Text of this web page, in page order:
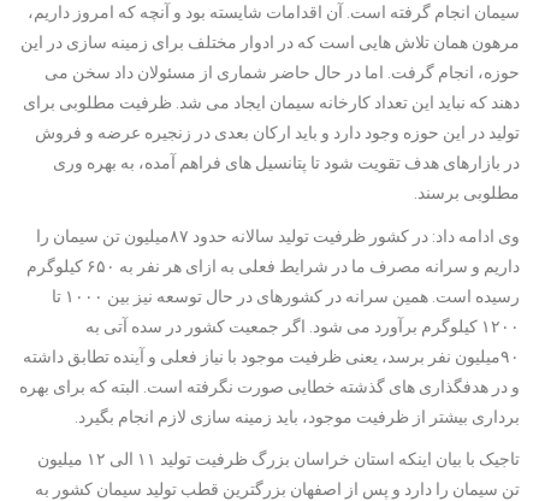
سیمان انجام گرفته است. آن اقدامات شایسته بود و آنچه که امروز داریم،
مرهون همان تلاش هایی است که در ادوار مختلف برای زمینه سازی در این
حوزه، انجام گرفت. اما در حال حاضر شماری از مسئولان داد سخن می
دهند که نباید این تعداد کارخانه سیمان ایجاد می شد. ظرفیت مطلوبی برای
تولید در این حوزه وجود دارد و باید ارکان بعدی در زنجیره عرضه و فروش
در بازارهای هدف تقویت شود تا پتانسیل های فراهم آمده، به بهره وری
مطلوبی برسند.
وی ادامه داد: در کشور ظرفیت تولید سالانه حدود ۸۷میلیون تن سیمان را
داریم و سرانه مصرف ما در شرایط فعلی به ازای هر نفر به ۶۵۰ کیلوگرم
رسیده است. همین سرانه در کشورهای در حال توسعه نیز بین ۱۰۰۰ تا
۱۲۰۰ کیلوگرم برآورد می شود. اگر جمعیت کشور در سده آتی به
۹۰میلیون نفر برسد، یعنی ظرفیت موجود با نیاز فعلی و آینده تطابق داشته
و در هدفگذاری های گذشته خطایی صورت نگرفته است. البته که برای بهره
برداری بیشتر از ظرفیت موجود، باید زمینه سازی لازم انجام بگیرد.
تاجیک با بیان اینکه استان خراسان بزرگ ظرفیت تولید ۱۱ الی ۱۲ میلیون
تن سیمان را دارد و پس از اصفهان بزرگترین قطب تولید سیمان کشور به